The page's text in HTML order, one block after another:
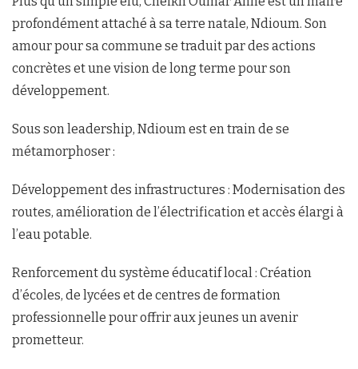
profondément attaché à sa terre natale, Ndioum. Son
amour pour sa commune se traduit par des actions
concrètes et une vision de long terme pour son
développement.
Sous son leadership, Ndioum est en train de se
métamorphoser :
Développement des infrastructures : Modernisation des
routes, amélioration de l’électrification et accès élargi à
l’eau potable.
Renforcement du système éducatif local : Création
d’écoles, de lycées et de centres de formation
professionnelle pour offrir aux jeunes un avenir
prometteur.